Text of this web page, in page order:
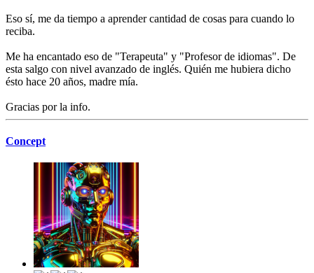
Eso sí, me da tiempo a aprender cantidad de cosas para cuando lo
reciba.
Me ha encantado eso de "Terapeuta" y "Profesor de idiomas". De
esta salgo con nivel avanzado de inglés. Quién me hubiera dicho
ésto hace 20 años, madre mía.
Gracias por la info.
Concept